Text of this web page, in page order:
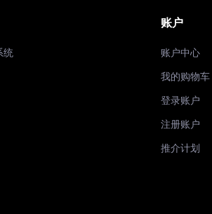
统
账户
账户中心
我的购物车
登录账户
注册账户
推介计划